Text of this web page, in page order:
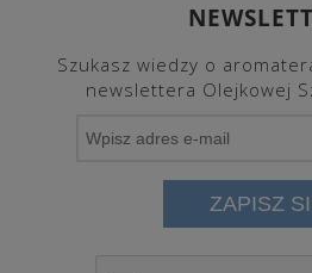
Szukasz wiedzy o
newslettera Olejkowej
ZAPISZ